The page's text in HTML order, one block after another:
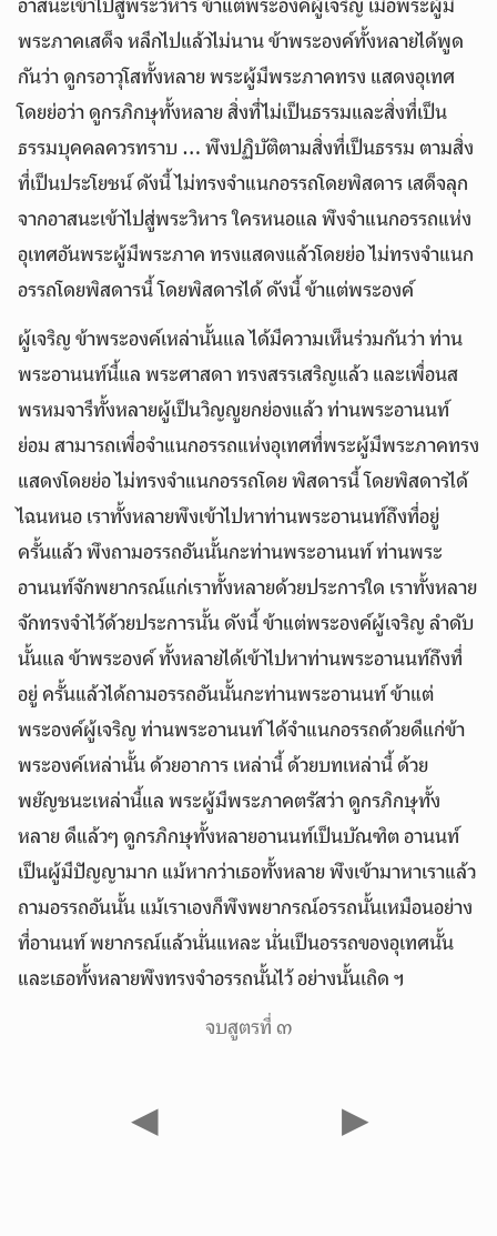
อาสนะเข้าไปสู่พระวิหาร ข้าแต่พระองค์ผู้เจริญ เมื่อพระผู้มี
พระภาคเสด็จ หลีกไปแล้วไม่นาน ข้าพระองค์ทั้งหลายได้พูด
กันว่า ดูกรอาวุโสทั้งหลาย พระผู้มีพระภาคทรง แสดงอุเทศ
โดยย่อว่า ดูกรภิกษุทั้งหลาย สิ่งที่ไม่เป็นธรรมและสิ่งที่เป็น
ธรรมบุคคลควรทราบ … พึงปฏิบัติตามสิ่งที่เป็นธรรม ตามสิ่ง
ที่เป็นประโยชน์ ดังนี้ ไม่ทรงจำแนกอรรถโดยพิสดาร เสด็จลุก
จากอาสนะเข้าไปสู่พระวิหาร ใครหนอแล พึงจำแนกอรรถแห่ง
อุเทศอันพระผู้มีพระภาค ทรงแสดงแล้วโดยย่อ ไม่ทรงจำแนก
อรรถโดยพิสดารนี้ โดยพิสดารได้ ดังนี้ ข้าแต่พระองค์
ผู้เจริญ ข้าพระองค์เหล่านั้นแล ได้มีความเห็นร่วมกันว่า ท่าน
พระอานนท์นี้แล พระศาสดา ทรงสรรเสริญแล้ว และเพื่อนส
พรหมจารีทั้งหลายผู้เป็นวิญญูยกย่องแล้ว ท่านพระอานนท์
ย่อม สามารถเพื่อจำแนกอรรถแห่งอุเทศที่พระผู้มีพระภาคทรง
แสดงโดยย่อ ไม่ทรงจำแนกอรรถโดย พิสดารนี้ โดยพิสดารได้
ไฉนหนอ เราทั้งหลายพึงเข้าไปหาท่านพระอานนท์ถึงที่อยู่
ครั้นแล้ว พึงถามอรรถอันนั้นกะท่านพระอานนท์ ท่านพระ
อานนท์จักพยากรณ์แก่เราทั้งหลายด้วยประการใด เราทั้งหลาย
จักทรงจำไว้ด้วยประการนั้น ดังนี้ ข้าแต่พระองค์ผู้เจริญ ลำดับ
นั้นแล ข้าพระองค์ ทั้งหลายได้เข้าไปหาท่านพระอานนท์ถึงที่
อยู่ ครั้นแล้วได้ถามอรรถอันนั้นกะท่านพระอานนท์ ข้าแต่
พระองค์ผู้เจริญ ท่านพระอานนท์ได้จำแนกอรรถด้วยดีแก่ข้า
พระองค์เหล่านั้น ด้วยอาการ เหล่านี้ ด้วยบทเหล่านี้ ด้วย
พยัญชนะเหล่านี้แล พระผู้มีพระภาคตรัสว่า ดูกรภิกษุทั้ง
หลาย ดีแล้วๆ ดูกรภิกษุทั้งหลายอานนท์เป็นบัณฑิต อานนท์
เป็นผู้มีปัญญามาก แม้หากว่าเธอทั้งหลาย พึงเข้ามาหาเราแล้ว
ถามอรรถอันนั้น แม้เราเองก็พึงพยากรณ์อรรถนั้นเหมือนอย่าง
ที่อานนท์ พยากรณ์แล้วนั่นแหละ นั่นเป็นอรรถของอุเทศนั้น
และเธอทั้งหลายพึงทรงจำอรรถนั้นไว้ อย่างนั้นเถิด ฯ
จบสูตรที่ ๓
◀ ▶